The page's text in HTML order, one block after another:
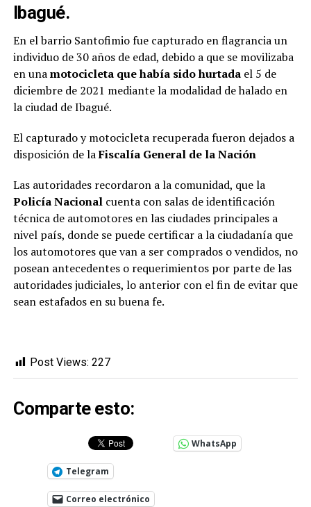
Ibagué.
En el barrio Santofimio fue capturado en flagrancia un
individuo de 30 años de edad, debido a que se movilizaba
en unamotocicleta que había sido hurtadael 5 de
diciembre de 2021 mediante la modalidad de halado en
la ciudad de Ibagué.
El capturado y motocicleta recuperada fueron dejados a
disposición de laFiscalía General de la Nación
Las autoridades recordaron a la comunidad, que la
Policía Nacionalcuenta con salas de identificación
técnica de automotores en las ciudades principales a
nivel país, donde se puede certificar a la ciudadanía que
los automotores que van a ser comprados o vendidos, no
posean antecedentes o requerimientos por parte de las
autoridades judiciales, lo anterior con el fin de evitar que
sean estafados en su buena fe.
Post Views: 227
Comparte esto:
WhatsApp
Telegram
Correo electrónico